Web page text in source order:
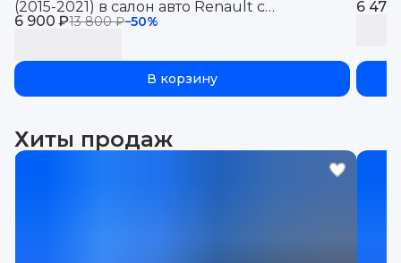
6 900 ₽13 800 ₽−50%
(2015-2021) в салон авто Renault с
бортиками, эва, eva
В корзину
6 470
Хиты продаж